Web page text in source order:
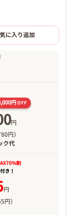
に入り追加
円OFF
円
円）
ク代
割
き！
円
円）